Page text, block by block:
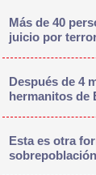
Más de 40
juicio por
Después de 4
hermanitos de
Esta es otra